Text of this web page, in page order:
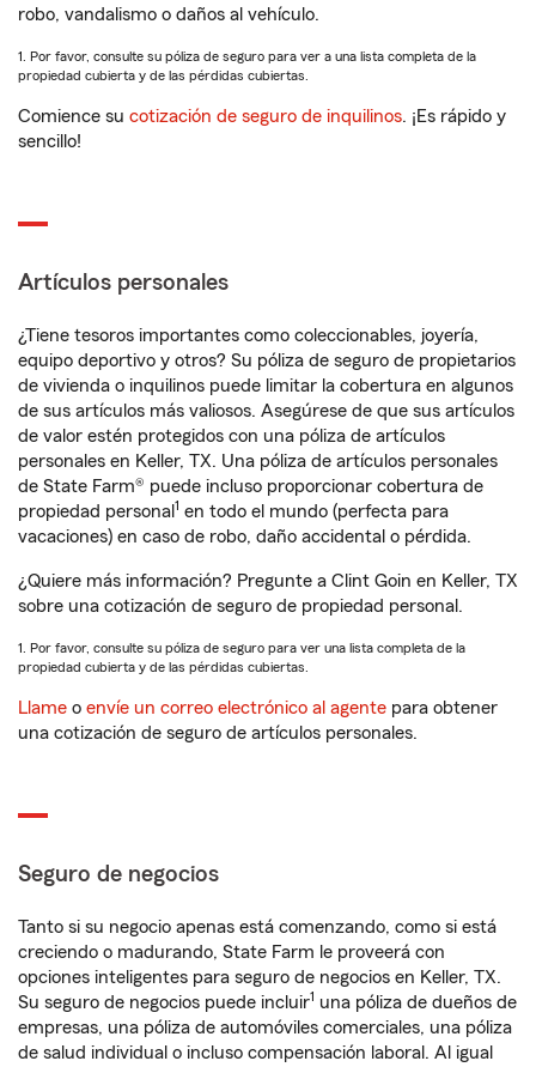
robo, vandalismo o daños al vehículo.
1. Por favor, consulte su póliza de seguro para ver a una lista completa de la
propiedad cubierta y de las pérdidas cubiertas.
Comience su cotización de seguro de inquilinos. ¡Es rápido y
sencillo!
Artículos personales
¿Tiene tesoros importantes como coleccionables, joyería,
equipo deportivo y otros? Su póliza de seguro de propietarios
de vivienda o inquilinos puede limitar la cobertura en algunos
de sus artículos más valiosos. Asegúrese de que sus artículos
de valor estén protegidos con una póliza de artículos
personales en Keller, TX. Una póliza de artículos personales
de State Farm® puede incluso proporcionar cobertura de
propiedad personal 1 en todo el mundo (perfecta para
vacaciones) en caso de robo, daño accidental o pérdida.
¿Quiere más información? Pregunte a Clint Goin en Keller, TX
sobre una cotización de seguro de propiedad personal.
1. Por favor, consulte su póliza de seguro para ver una lista completa de la
propiedad cubierta y de las pérdidas cubiertas.
Llame o envíe un correo electrónico al agente para obtener
una cotización de seguro de artículos personales.
Seguro de negocios
Tanto si su negocio apenas está comenzando, como si está
creciendo o madurando, State Farm le proveerá con
opciones inteligentes para seguro de negocios en Keller, TX.
Su seguro de negocios puede incluir1 una póliza de dueños de
empresas, una póliza de automóviles comerciales, una póliza
de salud individual o incluso compensación laboral. Al igual